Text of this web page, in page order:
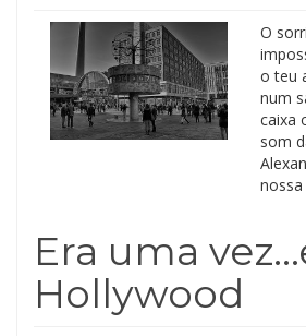
O
o teu
num
caixa
som
Era uma
Hollywood